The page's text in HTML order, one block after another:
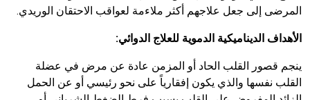
المرضى إلى جعل علاجهم أكثر ملاءمة لعواقب الاحتقان الوريدي.
الأهداف الديناميكية الدموية للعلاج الدوائي:
ينجم قصور القلب الحاد أو المزمن عادة عن مرض في عضلة
القلب نفسها والذي يكون إفقارياً على نحو رئيسي أو عن الحمل